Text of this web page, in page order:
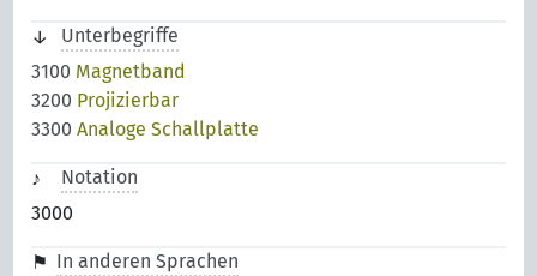
Unterbegriffe
3100 Magnetband
3200 Projizierbar
3300Analoge Schallplatte
Notation
3000
In anderen Sprachen